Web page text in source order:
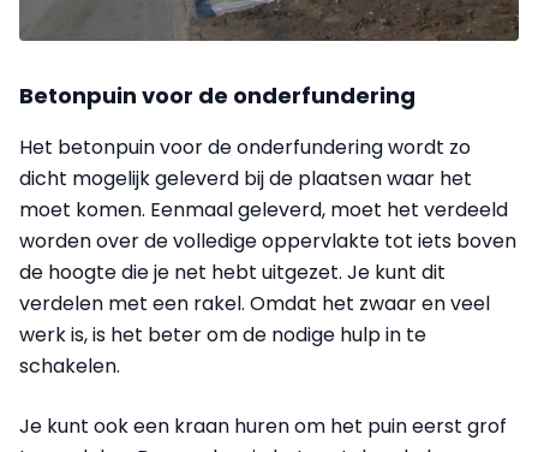
Betonpuin voor de onderfundering
Het betonpuin voor de onderfundering wordt zo
dicht mogelijk geleverd bij de plaatsen waar het
moet komen. Eenmaal geleverd, moet het verdeeld
worden over de volledige oppervlakte tot iets boven
de hoogte die je net hebt uitgezet. Je kunt dit
verdelen met een rakel. Omdat het zwaar en veel
werk is, is het beter om de nodige hulp in te
schakelen.
Je kunt ook een kraan huren om het puin eerst grof